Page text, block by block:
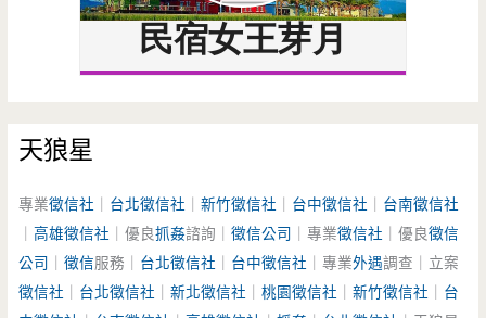
天狼星
專業徵信社 台北徵信社 ｜新竹徵信社 台中徵信社
台南徵信社
｜高雄徵信社 ｜優良抓姦諮詢｜徵信公司 ｜專業徵信社 ｜優良徵信
公司
｜徵信服務｜ 台北徵信社 台中徵信社 ｜專業外遇調查｜立案
徵信社
台北徵信社 ｜新北徵信社 ｜桃園徵信社 ｜新竹徵信社
台